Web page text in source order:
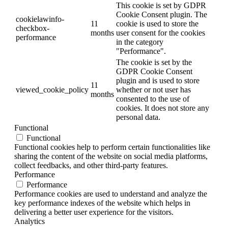
cookielawinfo-
checkbox-
performance
11
months
This cookie is set by GDPR
Cookie Consent plugin. The
cookie is used to store the
user consent for the cookies
in the category
"Performance".
viewed_cookie_policy
11
months
The cookie is set by the
GDPR Cookie Consent
plugin and is used to store
whether or not user has
consented to the use of
cookies. It does not store any
personal data.
Functional
Functional
Functional cookies help to perform certain functionalities like
sharing the content of the website on social media platforms,
collect feedbacks, and other third-party features.
Performance
Performance
Performance cookies are used to understand and analyze the
key performance indexes of the website which helps in
delivering a better user experience for the visitors.
Analytics